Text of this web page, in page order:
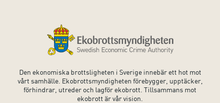
Den ekonomiska brottsligheten i Sverige innebär ett hot mot
vårt samhälle. Ekobrottsmyndigheten förebygger, upptäcker,
förhindrar, utreder och lagför ekobrott. Tillsammans mot
ekobrott är vår vision.